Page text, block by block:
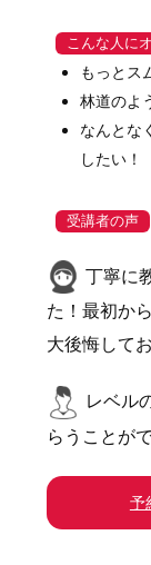
こんな人に
もっとス
林道のよ
なんとな
したい！
受講者の声
丁寧に
た！最初か
大後悔して
レベル
らうことが
予